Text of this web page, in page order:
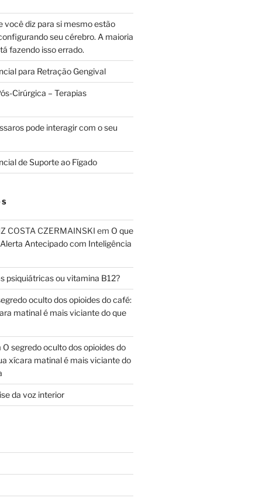
você diz para si mesmo estão
seu cérebro. A maioria
fazendo isso errado.
para Retração Gengival
Cirúrgica – Terapias
pode interagir com o seu
de Suporte ao Fígado
COSTA CZERMAINSKI em O que
Antecipado com Inteligência
psiquiátricas ou vitamina B12?
oculto dos opioides do café:
matinal é mais viciante do que
O segredo oculto dos opioides do
xícara matinal é mais viciante do
da voz interior